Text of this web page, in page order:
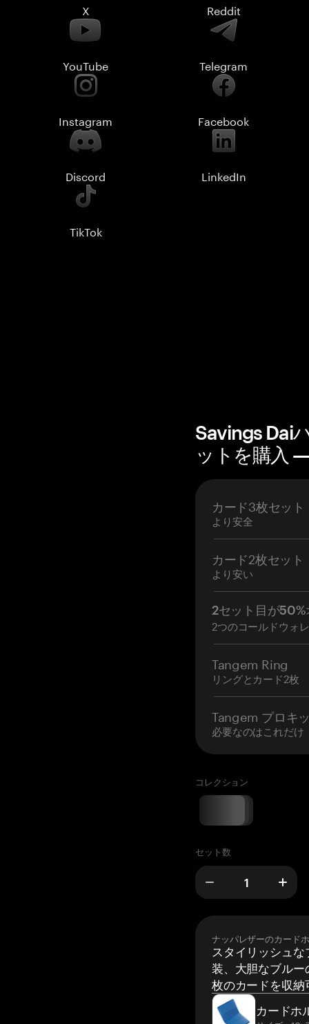
X Reddit
YouTube Telegram
Instagram Facebook
Discord LinkedIn
TikTok
Savings Dai
ットを購入
カード3枚セット
より安全
カード2枚セット
より安い
2セット目が50%
2つのコールドウォ
Tangem Ring
リングとカード2枚
Tangem プロキ
必要なのはこれだけ
コレクション
セット数
ナッパレザーのカード
スタイリッシュ
装、大胆なブルー
枚のカードを収納
カードホ